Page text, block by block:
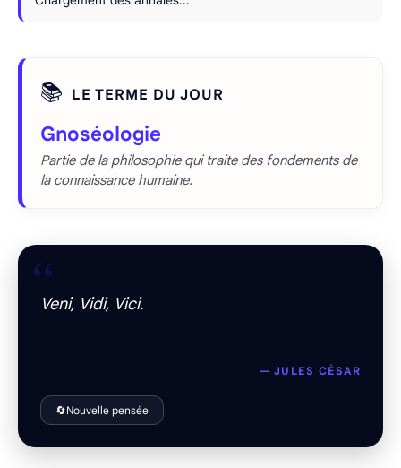
📚 LE TERME DU JOUR
Gnoséologie
Partie de la philosophie qui traite des fondements de
la connaissance humaine.
“Veni, Vidi, Vici.
— JULES CÉSAR
🔄Nouvelle pensée